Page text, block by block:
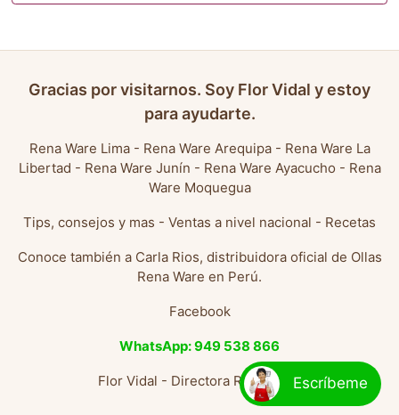
Gracias por visitarnos. Soy Flor Vidal y estoy
para ayudarte.
Rena Ware Lima- Rena Ware Arequipa- Rena Ware La
Libertad - Rena Ware Junín - Rena Ware Ayacucho - Rena
Ware Moquegua
Tips, consejos y mas - Ventas a nivel nacional - Recetas
Conoce también a Carla Rios, distribuidora oficial de Ollas
Rena Ware en Perú.
Facebook
WhatsApp: 949 538 866
Flor Vidal - Directora Rena WareEscríbeme